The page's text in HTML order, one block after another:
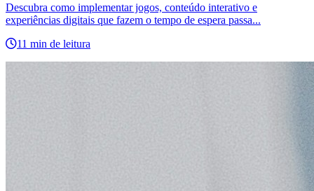
Descubra como implementar jogos, conteúdo interativo e
experiências digitais que fazem o tempo de espera passa...
11 min de leitura